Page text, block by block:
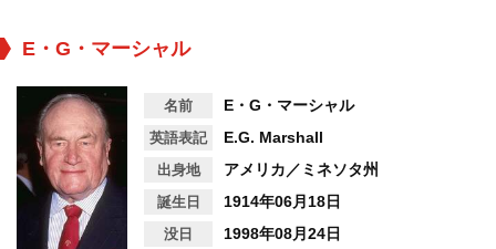
E・G・マーシャル
名前 E・G・マーシャル
英語表記 E.G. Marshall
出身地 アメリカ／ミネソタ州
誕生日 1914年06月18日
没日 1998年08月24日